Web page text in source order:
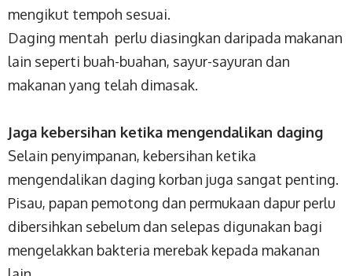
mengikut tempoh sesuai.
Daging mentah perlu diasingkan daripada makanan
lain seperti buah-buahan, sayur-sayuran dan
makanan yang telah dimasak.
Jaga kebersihan ketika mengendalikan daging
Selain penyimpanan, kebersihan ketika
mengendalikan daging korban juga sangat penting.
Pisau, papan pemotong dan permukaan dapur perlu
dibersihkan sebelum dan selepas digunakan bagi
mengelakkan bakteria merebak kepada makanan